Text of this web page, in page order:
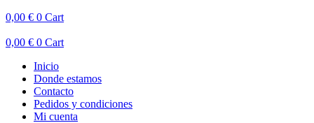
0,00 € 0 Cart
0,00 € 0 Cart
Inicio
Donde estamos
Contacto
Pedidos y condiciones
Mi cuenta